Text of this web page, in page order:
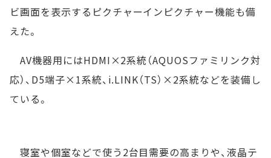
ビ画面を表示するピクチャーインピクチャー機能も備
えた。
AV機器用にはHDMI×2系統（AQUOSファミリンク対
応）、D5端子×1系統、i.LINK（TS）×2系統などを装備し
ている。
寝室や個室などで使う2台目需要の高まりや、液晶テ